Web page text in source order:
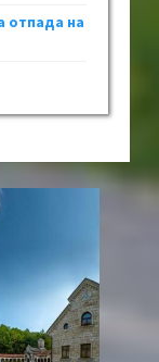
отпада на